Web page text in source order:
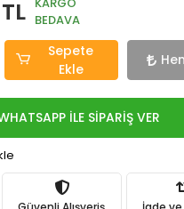
BEDAVA
Sepete
Ekle
İLE SİPARİŞ VER